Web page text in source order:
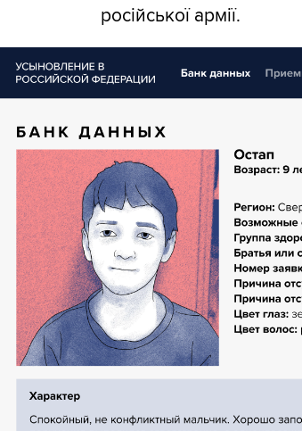
російської армії.